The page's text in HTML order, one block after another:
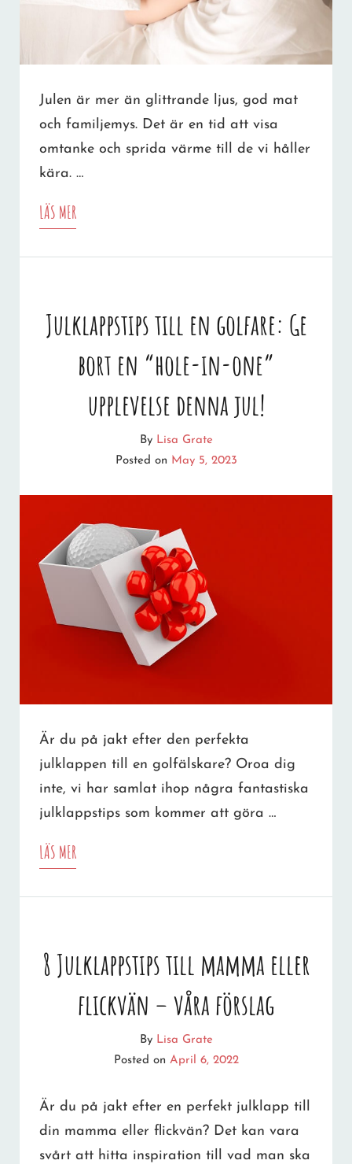
Julen är mer än glittrande ljus, god mat
och familjemys. Det är en tid att visa
omtanke och sprida värme till de vi håller
kära. …
LÄS MERGE
I
JULKLAPP:
OMTÄNKSAM
TILLBAKA
Julklappstips till en golfare: Ge
bort en “hole-in-one”
upplevelse denna jul!
By Lisa Grate
Posted on May 5, 2023
Är du på jakt efter den perfekta
julklappen till en golfälskare? Oroa dig
inte, vi har samlat ihop några fantastiska
julklappstips som kommer att göra …
LÄS MERJULKLAPPSTIPS
GE
BORT
ONE”
UPPLEVELSE
8 Julklappstips till mamma eller
flickvän – våra förslag
By Lisa Grate
Posted on April 6, 2022
Är du på jakt efter en perfekt julklapp till
din mamma eller flickvän? Det kan vara
svårt att hitta inspiration till vad man ska